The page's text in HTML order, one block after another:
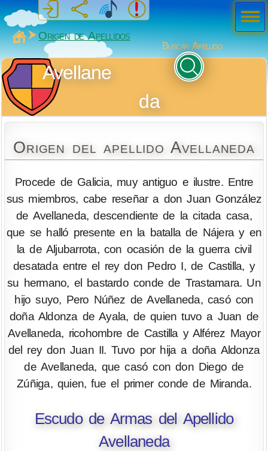
MiSabueso
Origen de Apellidos
Buscar Apellido
Avellane
da
Origen del apellido Avellaneda
Procede de Galicia, muy antiguo e ilustre. Entre
sus miembros, cabe reseñar a don Juan González
de Avellaneda, descendiente de la citada casa,
que se halló presente en la batalla de Nájera y en
la de Aljubarrota, con ocasión de la guerra civil
desatada entre el rey don Pedro I, de Castilla, y
su hermano, el bastardo conde de Trastamara. Un
hijo suyo, Pero Núñez de Avellaneda, casó con
doña Aldonza de Ayala, de quien tuvo a Juan de
Avellaneda, ricohombre de Castilla y Alférez Mayor
del rey don Juan II. Tuvo por hija a doña Aldonza
de Avellaneda, que casó con don Diego de
Zúñiga, quien, fue el primer conde de Miranda.
Escudo de Armas del Apellido
Avellaneda
Men
ú